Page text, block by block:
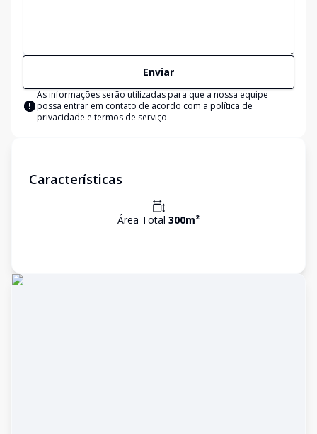
Enviar
As informações serão utilizadas para que a nossa equipe
possa entrar em contato de acordo com a política de
privacidade e termos de serviço
Características
Área Total 300m²